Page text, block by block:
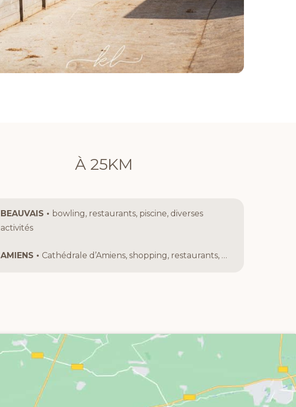
À 25KM
BEAUVAIS • bowling, restaurants, piscine, diverses
activités
AMIENS • Cathédrale d’Amiens, shopping, restaurants, …